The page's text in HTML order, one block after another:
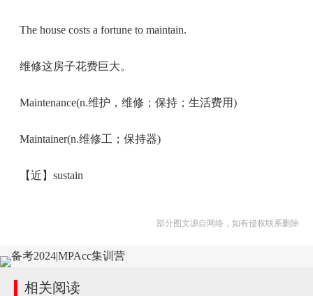
The house costs a fortune to maintain.
维修这房子花费巨大。
Maintenance(n.维护，维修；保持；生活费用)
Maintainer(n.维修工；保持器)
【近】sustain
部分图文源自网络，如有侵权联系删除
相关阅读